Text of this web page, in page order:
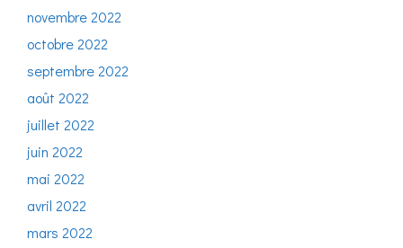
novembre 2022
octobre 2022
septembre 2022
août 2022
juillet 2022
juin 2022
mai 2022
avril 2022
mars 2022